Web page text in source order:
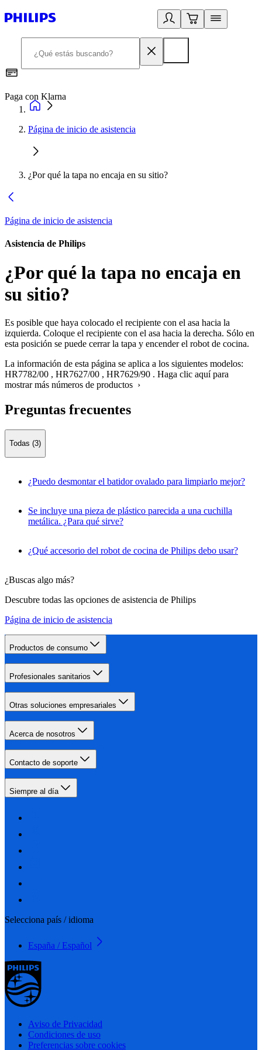
Paga con Klarna
Página de inicio de asistencia
¿Por qué la tapa no encaja en su sitio?
Página de inicio de asistencia
Asistencia de Philips
¿Por qué la tapa no encaja en
su sitio?
Es posible que haya colocado el recipiente con el asa hacia la
izquierda. Coloque el recipiente con el asa hacia la derecha. Sólo en
esta posición se puede cerrar la tapa y encender el robot de cocina.
La información de esta página se aplica a los siguientes modelos:
HR7782/00 , HR7627/00 , HR7629/90 . Haga clic aquí para
mostrar más números de productos ›
Preguntas frecuentes
Todas (3)
¿Puedo desmontar el batidor ovalado para limpiarlo mejor?
Se incluye una pieza de plástico parecida a una cuchilla
metálica. ¿Para qué sirve?
¿Qué accesorio del robot de cocina de Philips debo usar?
¿Buscas algo más?
Descubre todas las opciones de asistencia de Philips
Página de inicio de asistencia
Productos de consumo
Profesionales sanitarios
Otras soluciones empresariales
Acerca de nosotros
Contacto de soporte
Siempre al día
Selecciona país / idioma
España / Español
Aviso de Privacidad
Condiciones de uso
Preferencias sobre cookies